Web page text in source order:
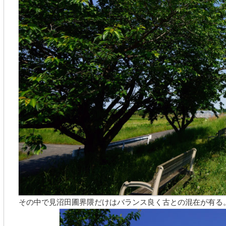
その中で見沼田圃界隈だけはバランス良く古との混在が有る